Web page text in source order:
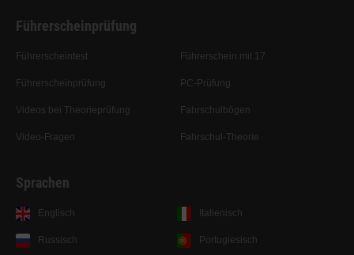
Führerscheinprüfung
Führerscheintest
Führerscheinprüfung
Videos bei Theorieprüfung
Video-Fragen
Führerschein mit 17
PC-Prüfung
Fahrschulbögen
Fahrschul-Theorie
Sprachen
Englisch
Russisch
Italienisch
Portugiesisch